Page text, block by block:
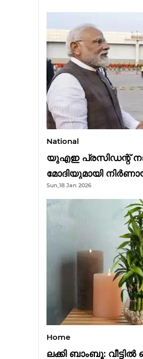
National
യുഎഇ പ്രസിഡന്റ്
മോദിയുമായി
Sun,18 Jan 2026
Home
ലക്കി ബാംബൂ: വീട്ടിൽ